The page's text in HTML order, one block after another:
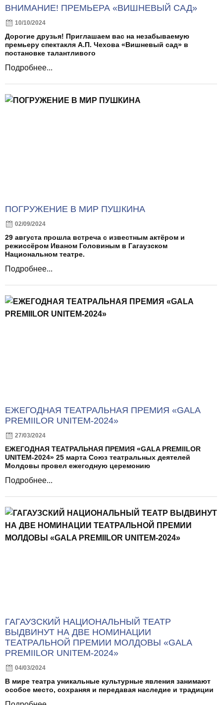
ВНИМАНИЕ! ПРЕМЬЕРА «ВИШНЕВЫЙ САД»
10/10/2024
Дорогие друзья! Приглашаем вас на незабываемую
премьеру спектакля А.П. Чехова «Вишневый сад» в
постановке талантливого
Подробнее...
ПОГРУЖЕНИЕ В МИР ПУШКИНА
02/09/2024
29 августа прошла встреча с известным актёром и
режиссёром Иваном Головиным в Гагаузском
Национальном театре.
Подробнее...
ЕЖЕГОДНАЯ ТЕАТРАЛЬНАЯ ПРЕМИЯ «GALA
PREMIILOR UNITEM-2024»
27/03/2024
ЕЖЕГОДНАЯ ТЕАТРАЛЬНАЯ ПРЕМИЯ «GALA PREMIILOR
UNITEM-2024» 25 марта Союз театральных деятелей
Молдовы провел ежегодную церемонию
Подробнее...
ГАГАУЗСКИЙ НАЦИОНАЛЬНЫЙ ТЕАТР
ВЫДВИНУТ НА ДВЕ НОМИНАЦИИ
ТЕАТРАЛЬНОЙ ПРЕМИИ МОЛДОВЫ «GALA
PREMIILOR UNITEM-2024»
04/03/2024
В мире театра уникальные культурные явления занимают
особое место, сохраняя и передавая наследие и традиции